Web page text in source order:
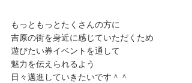
もっともっとたくさんの方に
吉原の街を身近に感じていただくため
遊びたい券イベントを通して
魅力を伝えられるよう
日々邁進していきたいです＾＾